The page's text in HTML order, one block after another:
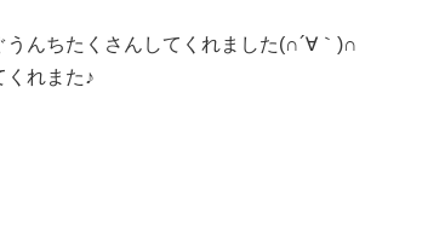
んちたくさんしてくれました(∩´∀｀)∩
くれまた♪